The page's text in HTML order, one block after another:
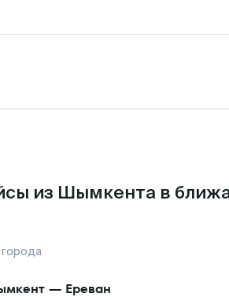
из Шымкента в
— Ереван